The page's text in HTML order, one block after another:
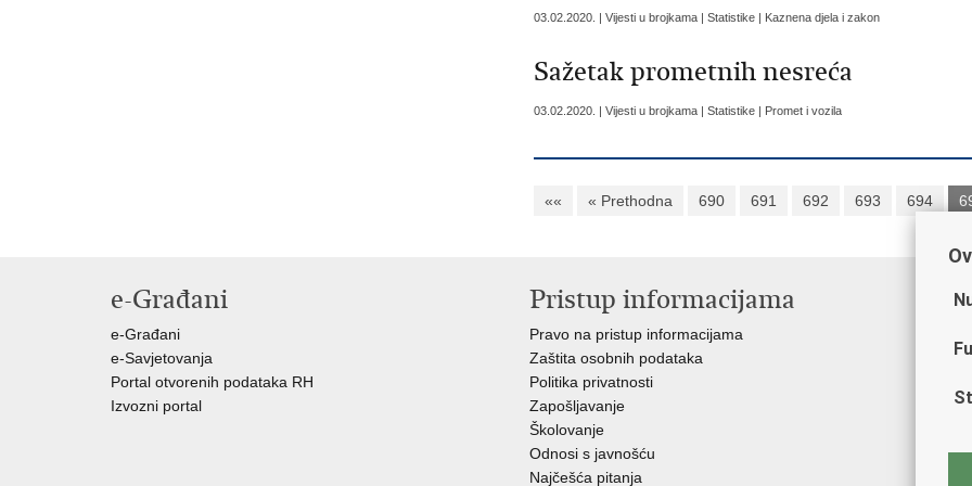
03.02.2020. | Vijesti u brojkama | Statistike | Kaznena djela i zakon
Sažetak prometnih nesreća
03.02.2020. | Vijesti u brojkama | Statistike | Promet i vozila
«« « Prethodna 690 691 692 693 694
e-Građani
e-Građani
e-Savjetovanja
Portal otvorenih podataka RH
Izvozni portal
Pristup informacijama
Pravo na pristup informacijama
Zaštita osobnih podataka
Politika privatnosti
Zapošljavanje
Školovanje
Odnosi s javnošću
Najčešća pitanja